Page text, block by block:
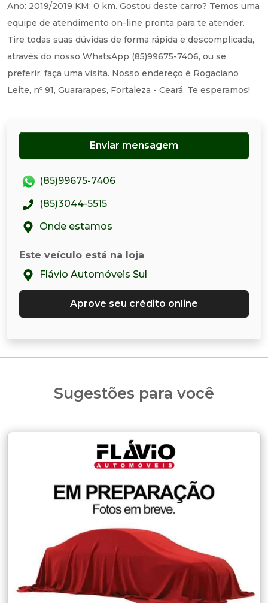
Ano: 2019/2019 KM: 0 km. Gostou deste carro? Temos uma
equipe de atendimento on-line pronta para te atender.
Tire todas suas dúvidas de forma rápida e descomplicada,
através do nosso WhatsApp (85)99675-7406, ou se
preferir, faça uma visita. Nosso endereço é Rogaciano
Leite, nº 91, Guararapes, Fortaleza - Ceará. Te esperamos!
Enviar mensagem
(85)99675-7406
(85)3044-5515
Onde estamos
Este veículo está na loja
Flávio Automóveis Sul
Aprove seu crédito online
Sugestões para você